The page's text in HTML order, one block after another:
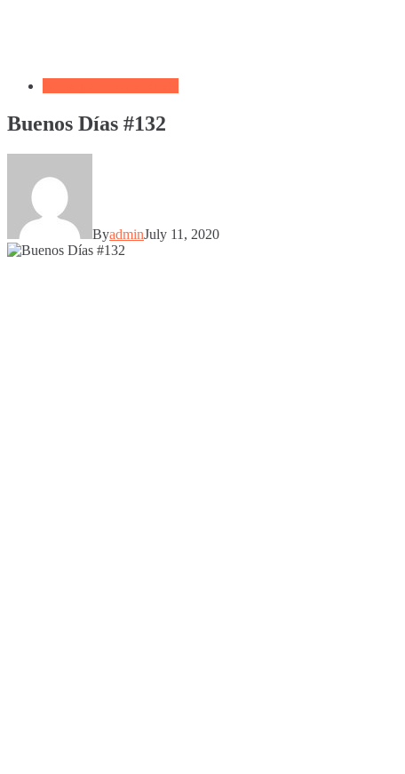
Buenos Días #132
ByadminJuly 11, 2020